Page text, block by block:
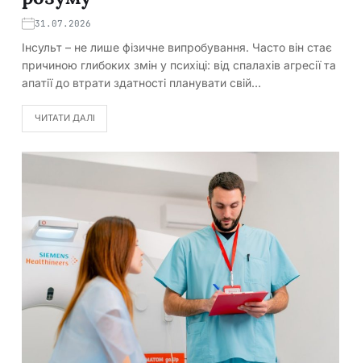
31.07.2026
Інсульт – не лише фізичне випробування. Часто він стає
причиною глибоких змін у психіці: від спалахів агресії та
апатії до втрати здатності планувати свій…
ЧИТАТИ ДАЛІ